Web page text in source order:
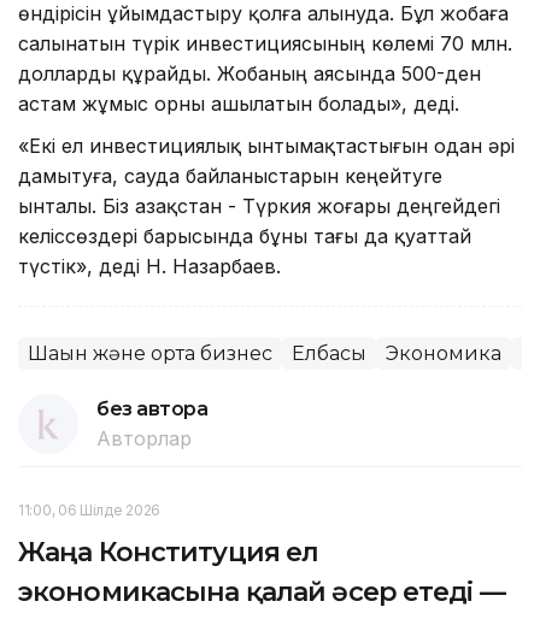
өндірісін ұйымдастыру қолға алынуда. Бұл жобаға
салынатын түрік инвестициясының көлемі 70 млн.
долларды құрайды. Жобаның аясында 500-ден
астам жұмыс орны ашылатын болады», деді.
«Екі ел инвестициялық ынтымақтастығын одан әрі
дамытуға, сауда байланыстарын кеңейтуге
ынталы. Біз Қазақстан - Түркия жоғары деңгейдегі
келіссөздері барысында бұны тағы да қуаттай
түстік», деді Н. Назарбаев.
Шағын және орта бизнес Елбасы Экономика
без автора
Авторлар
11:00, 06 Шілде 2026
Жаңа Конституция ел
экономикасына қалай әсер етеді —